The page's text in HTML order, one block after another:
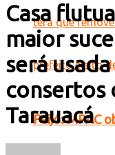
Feijó: MPAC
Casa
maior
será
consertos
Tarauacá